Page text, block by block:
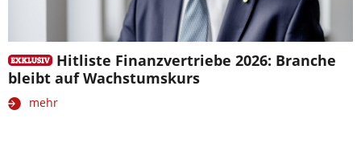
Hitliste Finanzvertriebe 2026: Branche
bleibt auf Wachstumskurs
mehr